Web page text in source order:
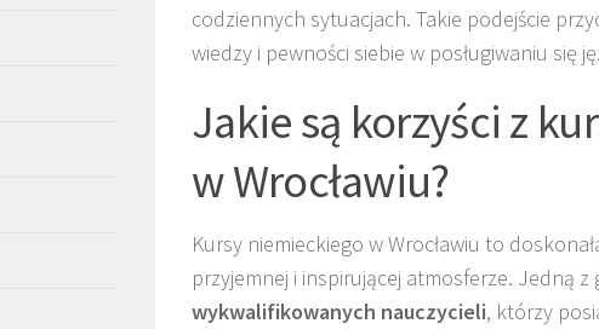
codziennych sytuacjach. Takie podejście
wiedzy i pewności siebie w posługiwaniu się
Jakie są korzyści z
w Wrocławiu?
Kursy niemieckiego w Wrocławiu to
przyjemnej i inspirującej atmosferze. Jedną
wykwalifikowanych nauczycieli, którzy